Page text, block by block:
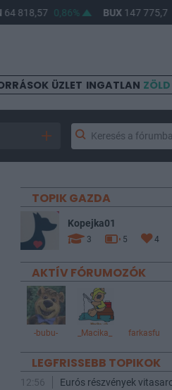
0,86% BUX 147 775,7
ÜZLET INGATLAN
TOPIK GAZDA
Kopejka01
3 5 4
AKTÍV FÓRUMOZÓK
-bubu- _Macika_ farkasfu
LEGFRISSEBB TOPIKOK
12:56
Eurós részvények